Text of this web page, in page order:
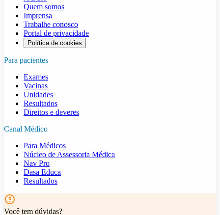
Quem somos
Imprensa
Trabalhe conosco
Portal de privacidade
Política de cookies
Para pacientes
Exames
Vacinas
Unidades
Resultados
Direitos e deveres
Canal Médico
Para Médicos
Núcleo de Assessoria Médica
Nav Pro
Dasa Educa
Resultados
Você tem dúvidas?